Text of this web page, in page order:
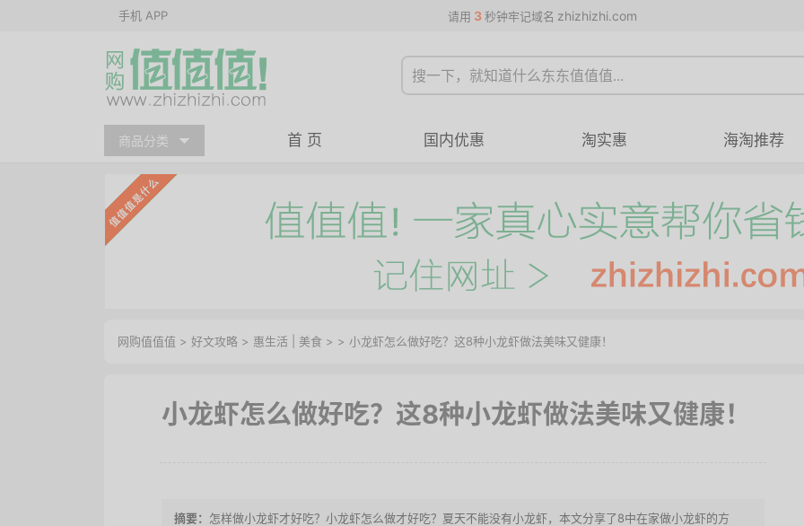
手机 APP 请用 3 秒钟牢记域名 zhizhizhi.com
商品分类 首 页 国内优惠 淘实惠 海淘推荐
网购值值值 > 好文攻略 > 惠生活 美食 > > 小龙虾怎么做好吃？这8种小龙虾做法美味又健康！
小龙虾怎么做好吃？这8种小龙虾做法美味又健康！
怎样做小龙虾才好吃？小龙虾怎么做才好吃？夏天不能没有小龙虾，本文分享了8中在家做小龙虾的方